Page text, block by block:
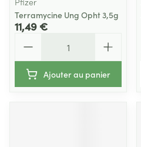
Terramycine Ung Opht 3,5g
11,49 €
Ajouter au panier